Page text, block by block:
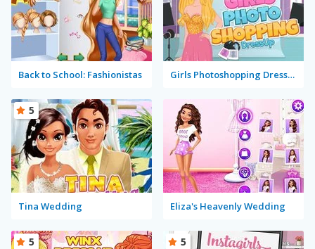
Back to School: Fashionistas Girls Photoshopping Dressup
Tina Wedding
5
Eliza's Heavenly Wedding
5 5